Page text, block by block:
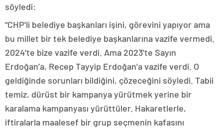
söyledi:
“CHP’li belediye başkanları işini, görevini yapıyor ama
bu millet bir tek belediye başkanlarına vazife vermedi.
2024’te bize vazife verdi. Ama 2023’te Sayın
Erdoğan’a, Recep Tayyip Erdoğan’a vazife verdi. O
geldiğinde sorunları bildiğini, çözeceğini söyledi. Tabii
temiz, dürüst bir kampanya yürütmek yerine bir
karalama kampanyası yürüttüler. Hakaretlerle,
iftiralarla maalesef bir grup seçmenin kafasını